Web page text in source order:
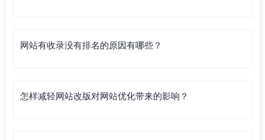
网站有收录没有排名的原因有哪些？
怎样减轻网站改版对网站优化带来的影响？